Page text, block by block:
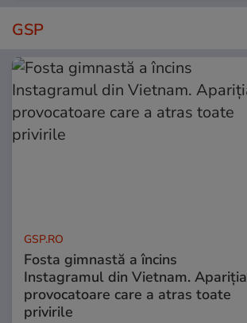
GSP
GSP.RO
Fosta gimnastă a încins
Instagramul din Vietnam. Apariția
provocatoare care a atras toate
privirile